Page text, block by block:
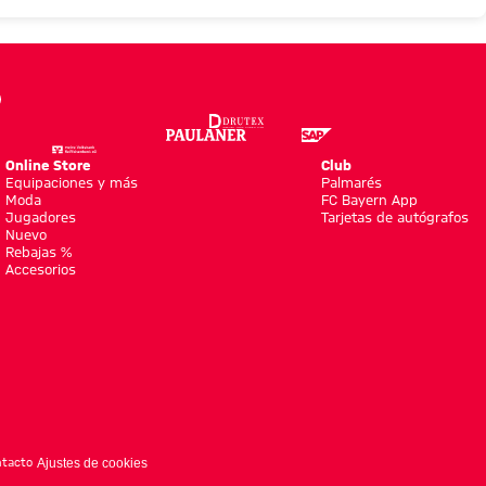
Online Store
Equipaciones y más
Moda
Jugadores
Nuevo
Rebajas %
Accesorios
Club
Palmarés
FC Bayern App
Tarjetas de autógrafos
Ajustes de cookies